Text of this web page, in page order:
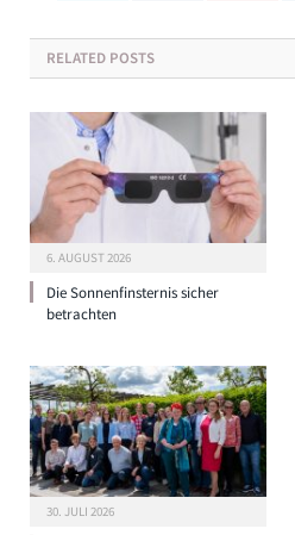
RELATED POSTS
6. AUGUST 2026
Die Sonnenfinsternis sicher
betrachten
30. JULI 2026